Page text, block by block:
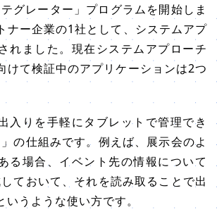
グレーター」プログラムを開始しま
ナー企業の1社として、システムアプ
れました。現在システムアプローチ
けて検証中のアプリケーションは2つ
入りを手軽にタブレットで管理でき
の仕組みです。例えば、展示会のよ
る場合、イベント先の情報について
ておいて、それを読み取ることで出
うような使い方です。